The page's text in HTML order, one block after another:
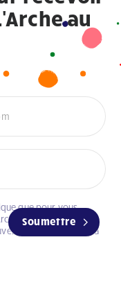
au
Soumettre
que pour vous
Canada et celui de
vous désabonner à